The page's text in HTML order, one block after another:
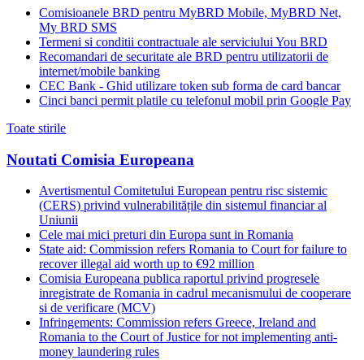
Comisioanele BRD pentru MyBRD Mobile, MyBRD Net,
My BRD SMS
Termeni si conditii contractuale ale serviciului You BRD
Recomandari de securitate ale BRD pentru utilizatorii de
internet/mobile banking
CEC Bank - Ghid utilizare token sub forma de card bancar
Cinci banci permit platile cu telefonul mobil prin Google Pay
Toate stirile
Noutati Comisia Europeana
Avertismentul Comitetului European pentru risc sistemic
(CERS) privind vulnerabilitățile din sistemul financiar al
Uniunii
Cele mai mici preturi din Europa sunt in Romania
State aid: Commission refers Romania to Court for failure to
recover illegal aid worth up to €92 million
Comisia Europeana publica raportul privind progresele
inregistrate de Romania in cadrul mecanismului de cooperare
si de verificare (MCV)
Infringements: Commission refers Greece, Ireland and
Romania to the Court of Justice for not implementing anti-
money laundering rules